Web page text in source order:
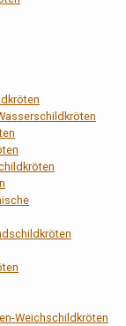
Weichschildkröten